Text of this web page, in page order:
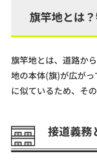
旗竿地とは
旗竿地とは、道路か
地の本体(旗)が広が
に似ているため、そ
接道義務